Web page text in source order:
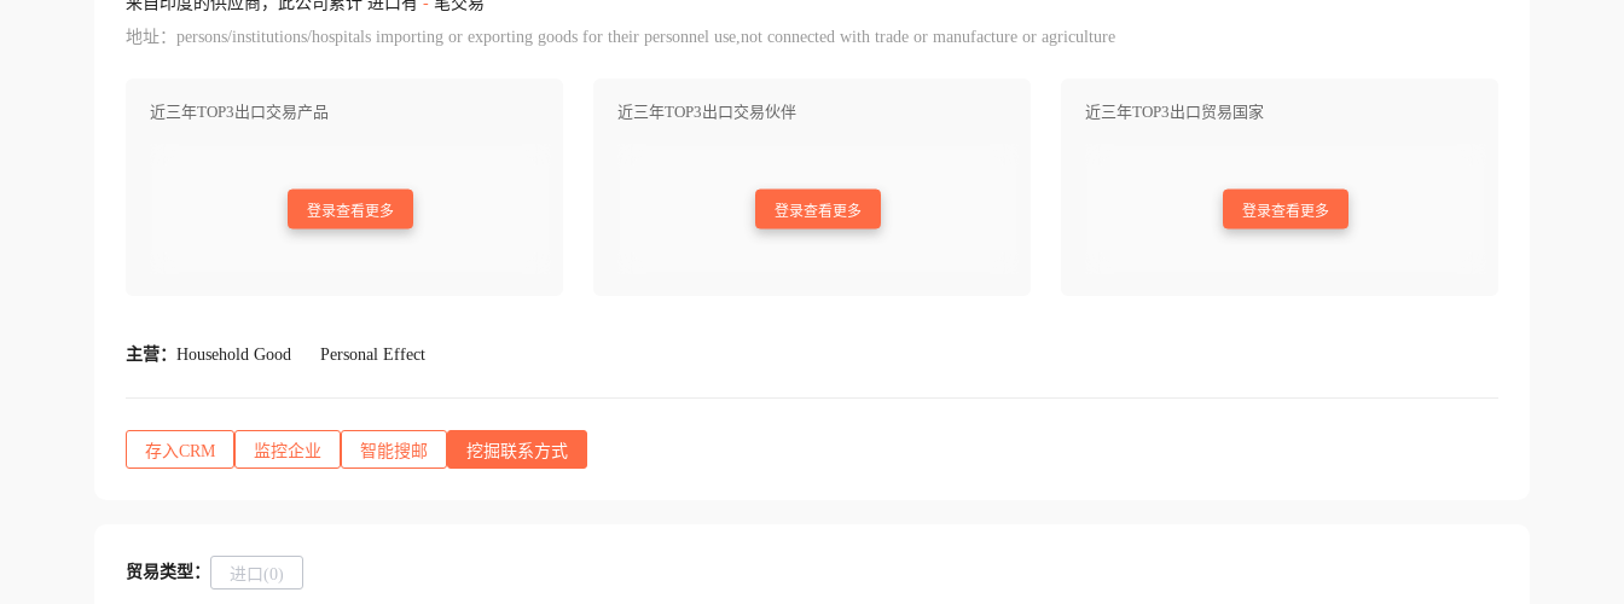
地址：persons/institutions/hospitals importing or exporting goods for their personnel use,not connected with trade or manufacture or agriculture
近三年TOP3出口交易产品
登录查看更多
近三年TOP3出口交易伙伴
登录查看更多
近三年TOP3出口贸易国家
登录查看更多
主营： Household Good Personal Effect
存入CRM 监控企业 智能搜邮 挖掘联系方式
贸易类型： 进口(0)